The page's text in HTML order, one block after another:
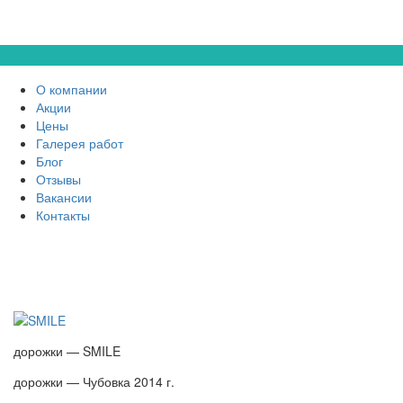
О компании
Акции
Цены
Галерея работ
Блог
Отзывы
Вакансии
Контакты
дорожки — SMILE
дорожки — Чубовка 2014 г.